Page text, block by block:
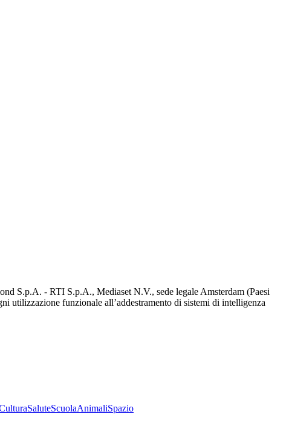
S.p.A. - RTI S.p.A., Mediaset N.V., sede legale Amsterdam (Paesi
utilizzazione funzionale all’addestramento di sistemi di intelligenza
SaluteScuolaAnimaliSpazio